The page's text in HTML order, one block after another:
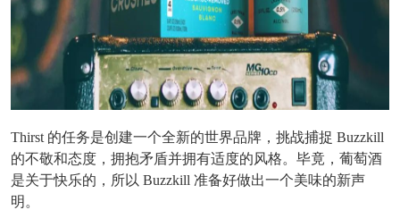
Thirst 的任务是创建一个全新的世界品牌，挑战捕捉 Buzzkill
的不敬和态度，拥抱矛盾并拥有适度的风格。毕竟，葡萄酒
是关于快乐的，所以 Buzzkill 准备好做出一个美味的新声
明。